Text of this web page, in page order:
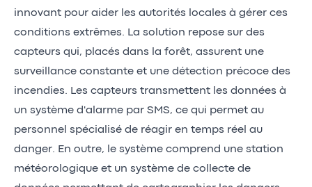
innovant pour aider les autorités locales à gérer ces
conditions extrêmes. La solution repose sur des
capteurs qui, placés dans la forêt, assurent une
surveillance constante et une détection précoce des
incendies. Les capteurs transmettent les données à
un système d'alarme par SMS, ce qui permet au
personnel spécialisé de réagir en temps réel au
danger. En outre, le système comprend une station
météorologique et un système de collecte de